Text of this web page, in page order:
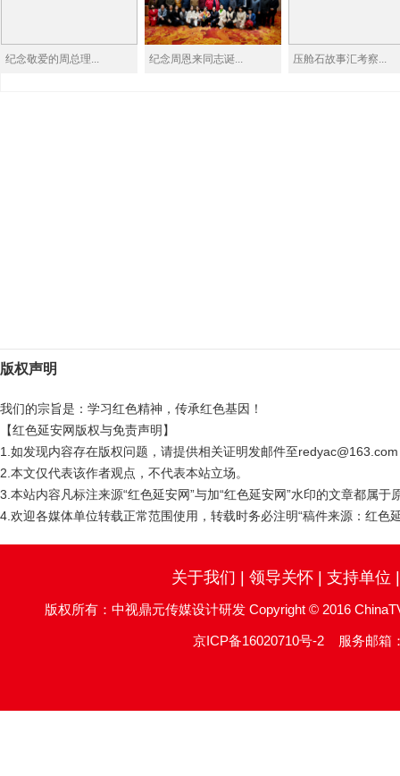
纪念敬爱的周总理... 纪念周恩来同志诞... 压舱石故事汇考察...
版权声明
我们的宗旨是：学习红色精神，传承红色基因！
【红色延安网版权与免责声明】
1.如发现内容存在版权问题，请提供相关证明发邮件至
2.本文仅代表该作者观点，不代表本站立场。
3.本站内容凡标注来源“红色延安网”与加“红色延安网”水印的文章都属
4.欢迎各媒体单位转载正常范围使用，转载时务必注明“稿件来源：红色
关于我们 领导关怀| 支持单位
版权所有：中视鼎元传媒设计研发 Copyright © 2016
京ICP备16020710号-2 服务邮箱